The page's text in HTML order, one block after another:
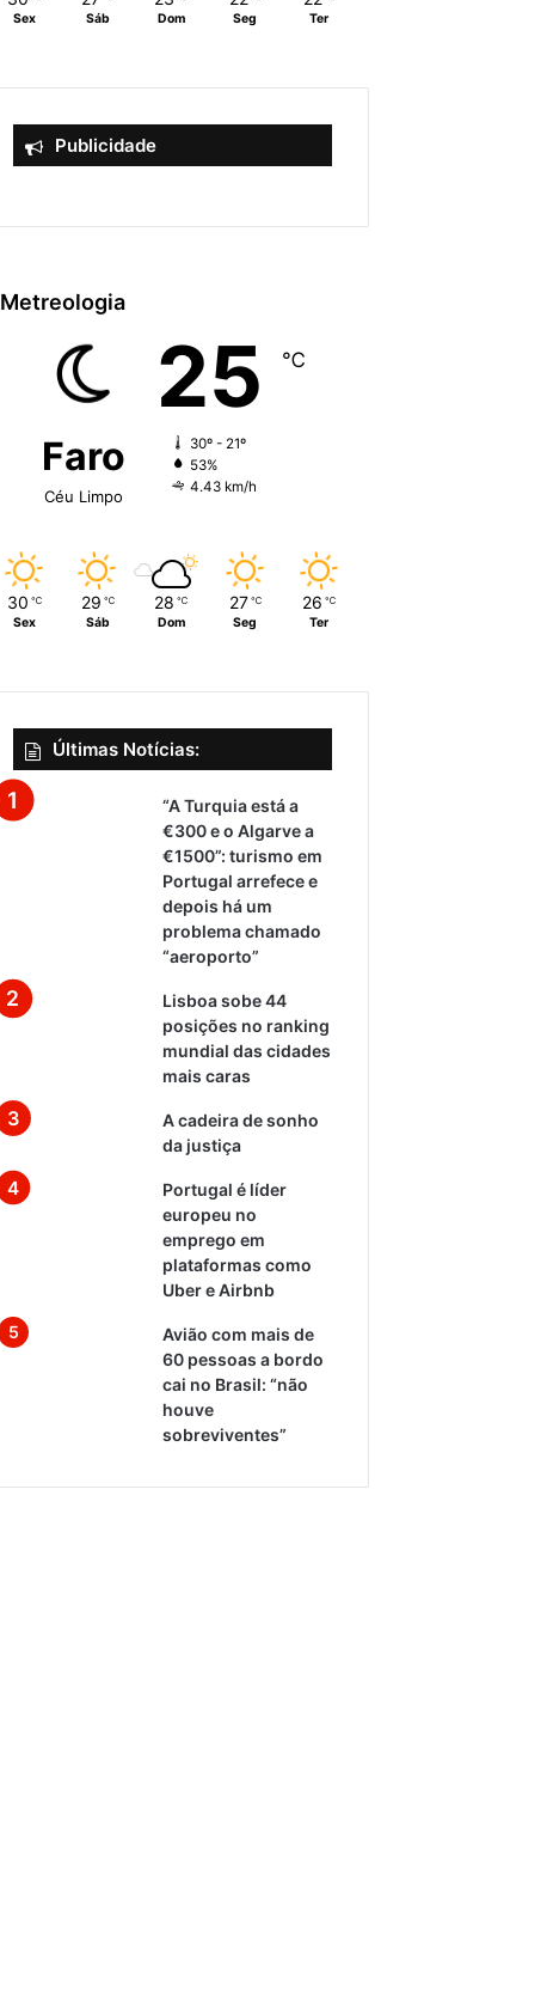
Sex Sáb Dom Seg Ter
Publicidade
Metreologia
Faro
Céu Limpo
25 ℃
30º - 21º
53%
4.43 km/h
30 ℃
Sex
29 ℃
Sáb
28 ℃
Dom
27 ℃
Seg
26 ℃
Ter
Últimas Notícias:
“A Turquia está a
€300 e o Algarve a
€1500”: turismo em
Portugal arrefece e
depois há um
problema chamado
“aeroporto”
Lisboa sobe 44
posições no ranking
mundial das cidades
mais caras
A cadeira de sonho
da justiça
Portugal é líder
europeu no
emprego em
plataformas como
Uber e Airbnb
Avião com mais de
60 pessoas a bordo
cai no Brasil: “não
houve
sobreviventes”